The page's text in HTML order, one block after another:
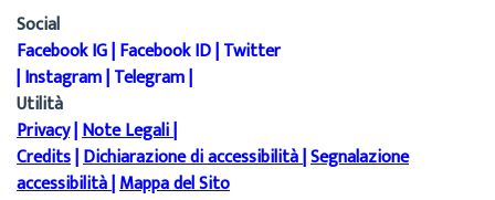
Social
Facebook IG|Facebook ID|Twitter
|Instagram|Telegram|
Utilità
Privacy|Note Legali|
Credits|Dichiarazione di accessibilità|Segnalazione
accessibilità|Mappa del Sito